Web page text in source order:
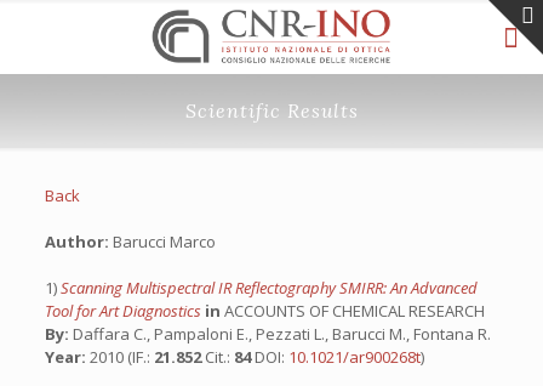
Scientific Results
Back
Author: Barucci Marco
1)Scanning Multispectral IR Reflectography SMIRR: An Advanced
Tool for Art Diagnostics in ACCOUNTS OF CHEMICAL RESEARCH
By: Daffara C., Pampaloni E., Pezzati L., Barucci M., Fontana R.
Year: 2010 (IF.: 21.852Cit.: 84DOI: 10.1021/ar900268t)